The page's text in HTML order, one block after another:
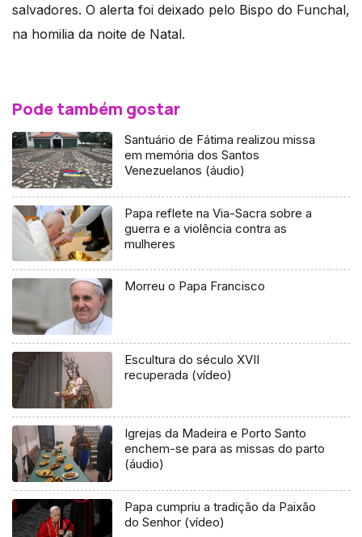
salvadores. O alerta foi deixado pelo Bispo do Funchal,
na homilia da noite de Natal.
Pode também gostar
Santuário de Fátima realizou missa
em memória dos Santos
Venezuelanos (áudio)
Papa reflete na Via-Sacra sobre a
guerra e a violência contra as
mulheres
Morreu o Papa Francisco
Escultura do século XVII
recuperada (vídeo)
Igrejas da Madeira e Porto Santo
enchem-se para as missas do parto
(áudio)
Papa cumpriu a tradição da Paixão
do Senhor (vídeo)